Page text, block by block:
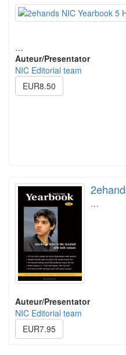
…
Auteur/Presentator
NIC Editorial team
EUR8.50
…
Auteur/Presentator
NIC Editorial team
EUR7.95